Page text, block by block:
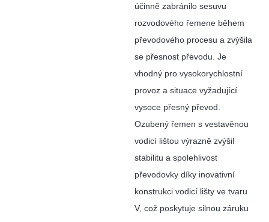
účinně zabránilo sesuvu
rozvodového řemene během
převodového procesu a zvýšila
se přesnost převodu. Je
vhodný pro vysokorychlostní
provoz a situace vyžadující
vysoce přesný převod.
Ozubený řemen s vestavěnou
vodicí lištou výrazně zvýšil
stabilitu a spolehlivost
převodovky díky inovativní
konstrukci vodicí lišty ve tvaru
V, což poskytuje silnou záruku